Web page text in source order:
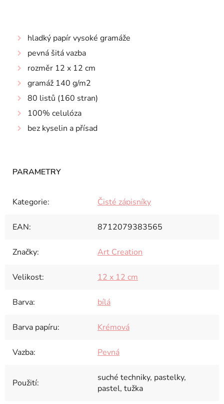
hladký papír vysoké gramáže
pevná šitá vazba
rozměr 12 x 12 cm
gramáž 140 g/m2
80 listů (160 stran)
100% celulóza
bez kyselin a přísad
Kategorie: Čisté zápisníky
EAN: 8712079383565
Značky: Art Creation
Velikost: 12 x 12 cm
Barva: bílá
Barva papíru: Krémová
Vazba: Pevná
Použití:
suché techniky, pastelky,
pastel, tužka